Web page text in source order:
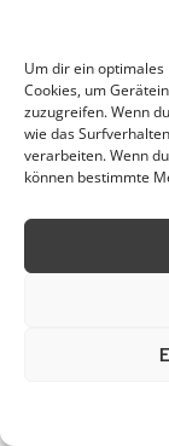
Um dir ein optimales
Cookies, um
zuzugreifen. Wenn
wie das
verarbeiten. Wenn
können bestimmte
In Melle ist
Haushalte
kalte
Räumung
Straßen und
eine
für die
können, ist